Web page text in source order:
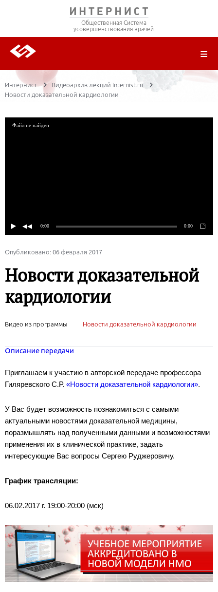
Общественная Система
усовершенствования врачей
ЦИКЛЫ ПЕРЕДАЧ
Интернист
Видеоархив лекций Internist.ru
Новости доказательной кардиологии
Опубликовано: 06 февраля 2017
Новости доказательной
кардиологии
Видео из программы Новости доказательной кардиологии
Описание передачи
Приглашаем к участию в авторской передаче профессора
Гиляревского С.Р. «Новости доказательной кардиологии».
У Вас будет возможность познакомиться с самыми
актуальными новостями доказательной медицины,
поразмышлять над полученными данными и возможностями
применения их в клинической практике, задать
интересующие Вас вопросы Сергею Руджеровичу.
График трансляции:
06.02.2017 г. 19:00-20:00 (мск)